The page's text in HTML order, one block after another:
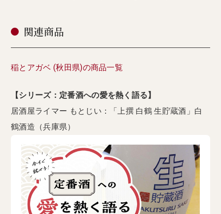
関連商品
稲とアガベ (秋田県)の商品一覧
【シリーズ：定番酒への愛を熱く語る】
居酒屋ライマー もとじい：「上撰 白鶴 生貯蔵酒」白
鶴酒造（兵庫県）